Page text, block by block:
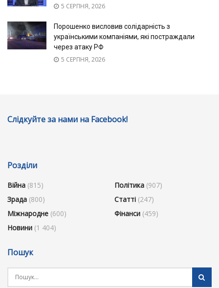
5 СЕРПНЯ, 2026
Порошенко висловив солідарність з
українськими компаніями, які постраждали
через атаку РФ
5 СЕРПНЯ, 2026
Слідкуйте за нами на Facebook!
Розділи
Війна (815)
Зрада (800)
Міжнародне (600)
Новини (1 404)
Політика (907)
Статті (247)
Фінанси (459)
Пошук